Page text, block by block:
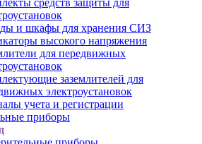
средств защиты для
и шкафы для хранения СИЗ
высокого напряжения
для передвижных
заземлителей для
электроустановок
учета и регистрации
приборы